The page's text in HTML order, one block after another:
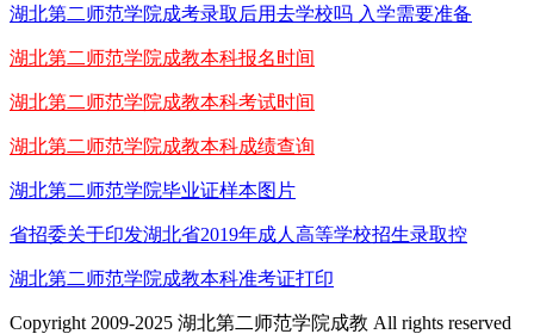
湖北第二师范学院成考录取后用去学校吗 入学需要准备
湖北第二师范学院成教本科报名时间
湖北第二师范学院成教本科考试时间
湖北第二师范学院成教本科成绩查询
湖北第二师范学院毕业证样本图片
省招委关于印发湖北省2019年成人高等学校招生录取控
湖北第二师范学院成教本科准考证打印
Copyright 2009-2025 湖北第二师范学院成教 All rights reserved